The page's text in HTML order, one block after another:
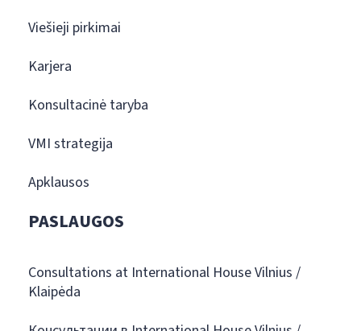
Viešieji pirkimai
Karjera
Konsultacinė taryba
VMI strategija
Apklausos
PASLAUGOS
Consultations at International House Vilnius /
Klaipėda